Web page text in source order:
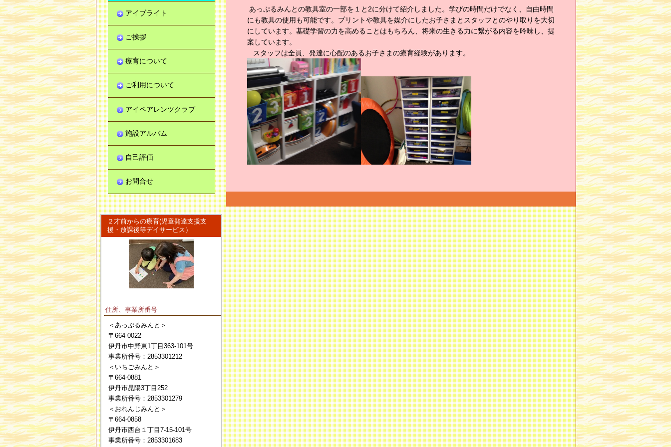
あっぷるみんとの教具室の一部を１と2に分けて紹介しました。学びの時間だけでなく、自由時間
にも教具の使用も可能です。プリントや教具を媒介にしたお子さまとスタッフとのやり取りを大切
にしています。基礎学習の力を高めることはもちろん、将来の生きる力に繋がる内容を吟味し、提
案しています。
スタッフは全員、発達に心配のあるお子さまの療育経験があります。
アイブライト
ご挨拶
療育について
ご利用について
アイペアレンツクラブ
施設アルバム
自己評価
お問合せ
２才前からの療育(児童発達支援支
援・放課後等デイサービス）
住所、事業所番号
＜あっぷるみんと＞
〒664-0022
伊丹市中野東1丁目363-101号
事業所番号：2853301212
＜いちごみんと＞
〒664-0881
伊丹市昆陽3丁目252
事業所番号：2853301279
＜おれんじみんと＞
〒664-0858
伊丹市西台１丁目7-15-101号
事業所番号：2853301683